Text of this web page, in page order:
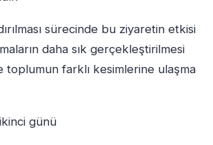
sürecinde bu ziyaretin etkisi
daha sık gerçekleştirilmesi
farklı kesimlerine ulaşma
günü